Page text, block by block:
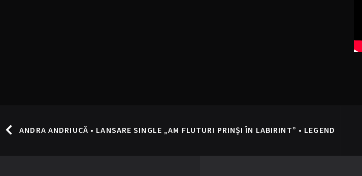
ANDRA ANDRIUCĂ • LANSARE SINGLE „AM FLUTURI PRINȘI ÎN LABIRINT” • LEGEND